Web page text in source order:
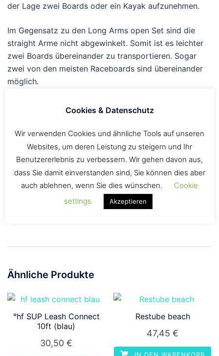
der Lage zwei Boards oder ein Kayak aufzunehmen.
Im Gegensatz zu den Long Arms open Set sind die
straight Arme nicht abgewinkelt. Somit ist es leichter
zwei Boards übereinander zu transportieren. Sogar
zwei von den meisten Raceboards sind übereinander
möglich.
Tips & Tricks zur Montage
Es gibt noch keine Rezensionen.
Schreibe die erste Rezension für „LockRack Long Arms
angemeldetsein, um eine Rezension
Ähnliche Produkte
°hf SUP Leash Connect
10ft (blau)
30,50€
Restube beach
47,45€
Cookies & Datenschutz
Wir verwenden Cookies und ähnliche Tools auf unseren
Websites, um deren Leistung zu steigern und Ihr
Benutzererlebnis zu verbessern. Wir gehen davon aus,
dass Sie damit einverstanden sind, Sie können dies aber
auch ablehnen, wenn Sie dies wünschen.
Cookie
settings
Akzeptieren